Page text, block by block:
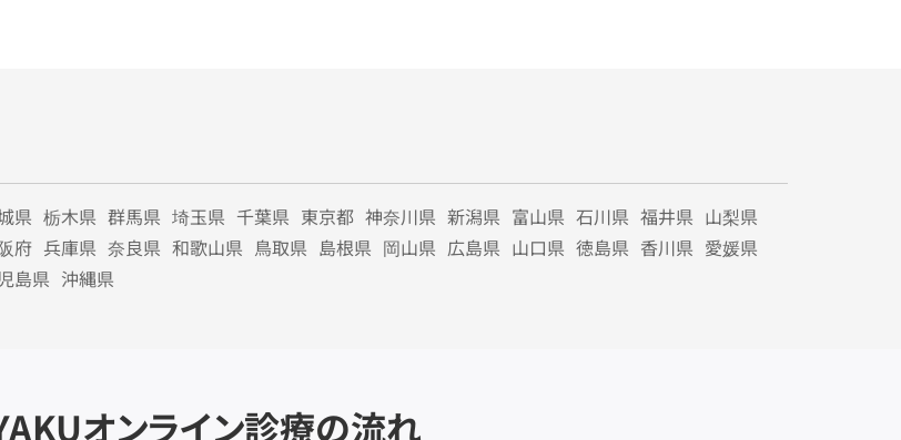
県 栃木県 群馬県 埼玉県 千葉県 東京都 神奈川県 新潟県 富山県 石川県 福井県 山梨県
府 兵庫県 奈良県 和歌山県 鳥取県 島根県 岡山県 広島県 山口県 徳島県 香川県 愛媛県
島県 沖縄県
オンライン診療の流れ